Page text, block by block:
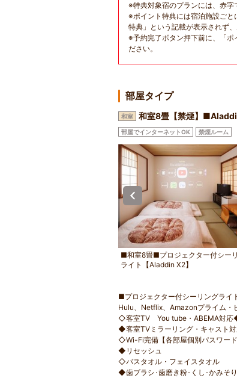
※特典対象宿のプランには、赤字
※ポイント特典には宿泊施設ごと
特典」という記載が表示されず
※予約完了ボタン押下前に、「ポ
ださい。
部屋タイプ
和室 和室8畳【禁煙】
部屋でインターネットOK 禁煙ルーム
■和室8畳■プロジェクター付シー
ライト【Aladdin X2】
■プロジェクター付シーリングラ
Hulu、Netflix、Amazonプライム・
◇客室TV You tube・ABEMA対応
◆客室TVミラーリング・キャスト
◇Wi-Fi完備【各部屋個別パスワード
◆リセッシュ
◇バスタオル・フェイスタオル
◆歯ブラシ･歯磨き粉･くし･かみそり